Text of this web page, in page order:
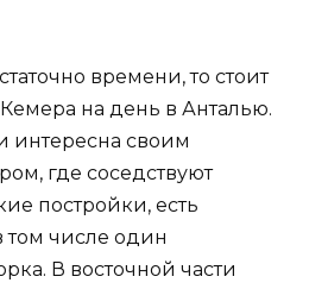
времени, то стоит
на день в Анталью.
интересна своим
где соседствуют
постройки, есть
том числе один
В восточной части